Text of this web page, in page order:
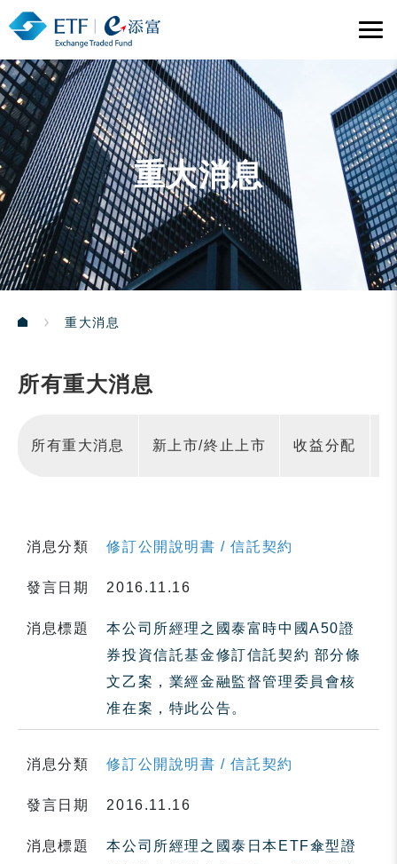
重大消息
重大消息
所有重大消息
所有重大消息 新上市/終止上市 收益分配
消息分類 修訂公開說明書 / 信託契約
發言日期 2016.11.16
消息標題
本公司所經理之國泰富時中國A50證
券投資信託基金修訂信託契約 部分條
文乙案，業經金融監督管理委員會核
准在案，特此公告。
消息分類 修訂公開說明書 / 信託契約
發言日期 2016.11.16
消息標題
本公司所經理之國泰日本ETF傘型證